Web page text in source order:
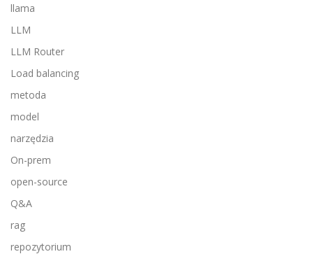
llama
LLM
LLM Router
Load balancing
metoda
model
narzędzia
On-prem
open-source
Q&A
rag
repozytorium